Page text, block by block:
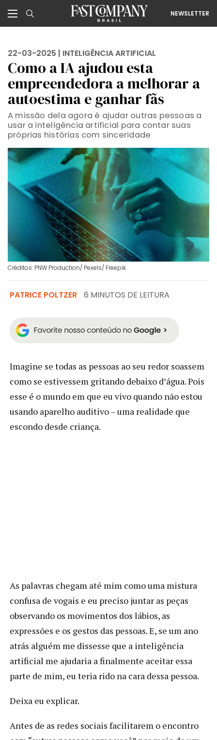
NEWSLETTER
22-03-2025 | INTELIGÊNCIA ARTIFICIAL
Como a IA ajudou esta
empreendedora a melhorar a
autoestima e ganhar fãs
A missão dela agora é ajudar outras pessoas a
usar a inteligência artificial para contar suas
próprias histórias com sinceridade
Créditos: PNW Production/ Pexels/ Freepik
PATRICE POLTZER 6 MINUTOS DE LEITURA
Imagine se todas as pessoas ao seu redor soassem
como se estivessem gritando debaixo d’água. Pois
esse é o mundo em que eu vivo quando não estou
usando aparelho auditivo – uma realidade que
escondo desde criança.
As palavras chegam até mim como uma mistura
confusa de vogais e eu preciso juntar as peças
observando os movimentos dos lábios, as
expressões e os gestos das pessoas. E, se um ano
atrás alguém me dissesse que a inteligência
artificial me ajudaria a finalmente aceitar essa
parte de mim, eu teria rido na cara dessa pessoa.
Deixa eu explicar.
Antes de as redes sociais facilitarem o encontro